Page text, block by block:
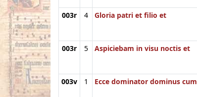
003r 4 Gloria patri et filio et
003r 5 Aspiciebam in visu noctis et
003v 1 Ecce dominator dominus cum